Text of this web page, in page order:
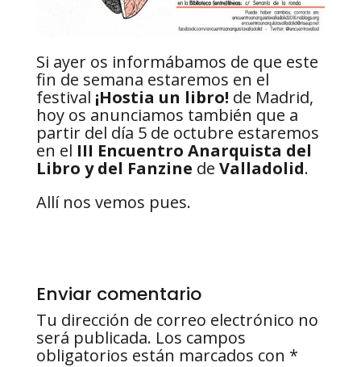
Si ayer os informábamos de que este
fin de semana estaremos en el
festival ¡Hostia un libro! de Madrid,
hoy os anunciamos también que a
partir del día 5 de octubre estaremos
en el III Encuentro Anarquista del
Libro y del Fanzine de Valladolid.
Allí nos vemos pues.
Enviar comentario
Tu dirección de correo electrónico no
será publicada. Los campos
obligatorios están marcados con *